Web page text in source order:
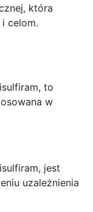
która
celom.
to
w
jest
uzależnienia